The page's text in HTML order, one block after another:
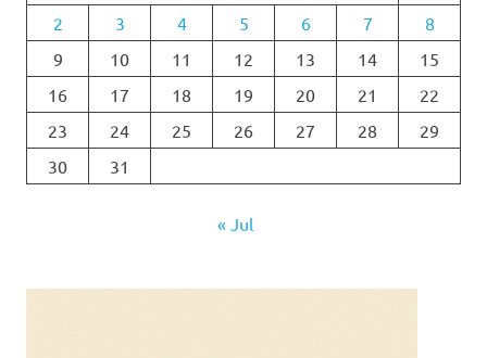
2
3 4 5 6 7
8
9
10 11 12 13 14
15
16
17 18 19 20 21
22
23
24 25 26 27 28
29
30
31
« Jul